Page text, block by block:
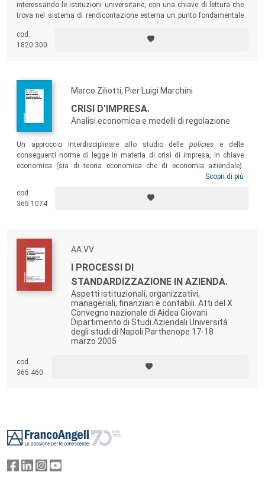
interessando le istituzioni universitarie, con una chiave di lettura che
trova nel sistema di rendicontazione esterna un punto fondamentale
incontro tra aspettative e risposte.
cod.
1820.300
Marco Ziliotti, Pier Luigi Marchini
CRISI D'IMPRESA.
Analisi economica e modelli di regolazione
Un approccio interdisciplinare allo studio dellepolicies e delle
conseguenti norme di legge in materia di crisi di impresa, in chiave
economica (sia di teoria economica che di economia aziendale).
Partendo in particolare dall’analisi del ruolo del credito nella vita e nello
legate agli equilibri d’impresa e agli indicatori dell’andamento
economico, finanziario e patrimoniale.
Scopri di più
cod.
365.1074
AA.VV
I PROCESSI DI
STANDARDIZZAZIONE IN AZIENDA.
Aspetti istituzionali, organizzativi,
manageriali, finanziari e contabili. Atti del X
Convegno nazionale di Aidea Giovani
Dipartimento di Studi Aziendali Università
degli studi di Napoli Parthenope 17-18
marzo 2005
cod.
365.460